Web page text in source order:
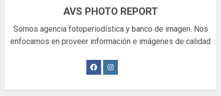
AVS PHOTO REPORT
Somos agencia fotoperiodística y banco de imagen. Nos
enfocamos en proveer información e imágenes de calidad